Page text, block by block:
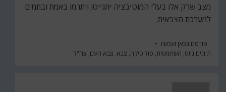
מצב שרק אלו בעלי המוטיבציה יתגייסו ויתרמו באמת ובתמים
למערכת הצבאית.
פורסם בכאן ועכשיו
תיוגים גיוס, השתמטות, פוליטיקה, צבא, צבא העם, צה"ל